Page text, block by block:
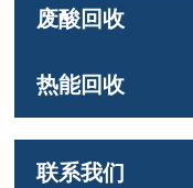
废酸回收
热能回收
联系我们